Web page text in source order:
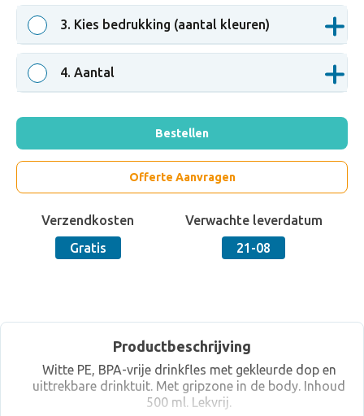
3. Kies bedrukking (aantal kleuren)
4. Aantal
Bestellen
Offerte Aanvragen
Verzendkosten
Gratis
Verwachte leverdatum
21-08
Productbeschrijving
Witte PE, BPA-vrije drinkfles met gekleurde dop en
uittrekbare drinktuit. Met gripzone in de body. Inhoud
500 ml. Lekvrij.